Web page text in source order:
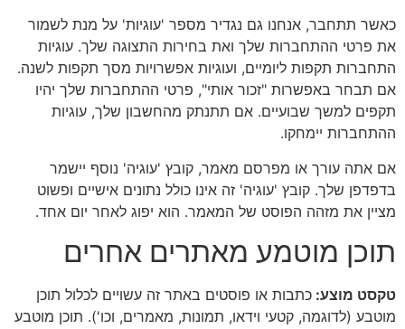
כאשר תתחבר, אנחנו גם נגדיר מספר 'עוגיות' על מנת לשמור
את פרטי ההתחברות שלך ואת בחירות התצוגה שלך. עוגיות
התחברות תקפות ליומיים, ועוגיות אפשרויות מסך תקפות לשנה.
אם תבחר באפשרות "זכור אותי", פרטי ההתחברות שלך יהיו
תקפים למשך שבועיים. אם תתנתק מהחשבון שלך, עוגיות
ההתחברות יימחקו.
אם אתה עורך או מפרסם מאמר, קובץ 'עוגיה' נוסף יישמר
בדפדפן שלך. קובץ 'עוגיה' זה אינו כולל נתונים אישיים ופשוט
מציין את מזהה הפוסט של המאמר. הוא יפוג לאחר יום אחד.
תוכן מוטמע מאתרים אחרים
טקסט מוצע: כתבות או פוסטים באתר זה עשויים לכלול תוכן
מוטבע (לדוגמה, קטעי וידאו, תמונות, מאמרים, וכו'). תוכן מוטבע